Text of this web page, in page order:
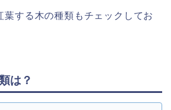
葉する木の種類もチェックしてお
は？